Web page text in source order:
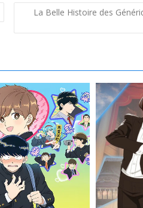
La Belle Histoire des